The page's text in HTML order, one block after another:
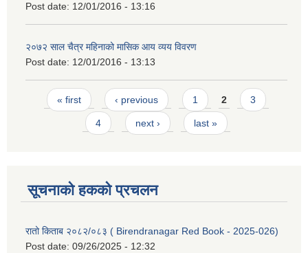
Post date: 12/01/2016 - 13:16
२०७२ साल चैत्र महिनाको मासिक आय व्यय विवरण
Post date: 12/01/2016 - 13:13
Pages
« first ‹ previous 1 2 3
4 next › last »
सूचनाको हकको प्रचलन
रातो किताब २०८२/०८३ ( Birendranagar Red Book - 2025-026)
Post date: 09/26/2025 - 12:32